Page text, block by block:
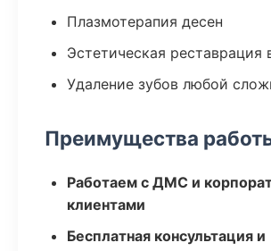
Плазмотерапия десен
Эстетическая реставрация
Удаление зубов любой
Преимущества
Работаем с ДМС и
клиентами
Бесплатная консультация и